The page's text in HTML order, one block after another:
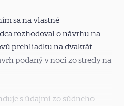
sa na vlastné
rozhodoval o návrhu na
prehliadku na dvakrát –
podaný v noci zo stredy na
s údajmi zo súdneho